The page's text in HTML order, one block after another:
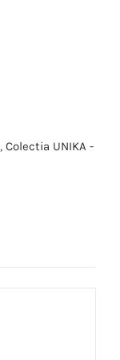
, Colectia UNIKA -